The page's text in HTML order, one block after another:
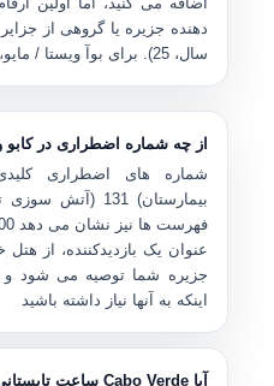
سال، 25). برای بوآ ویستا / مایو، 26–27 برای سانتیاگو).
از چه شماره اضطراری در کابو
شماره های اضطراری
بیمارستان)131 (آتش سوزی
فهرست ها نیز نشان می دهد
عنوان یک بازدیدکننده، از
جزیره شما توصیه می شود و
اینکه به آنها نیاز داشته باشید
آیا Cabo Verde ساعت تابستانی را رعایت می کند؟